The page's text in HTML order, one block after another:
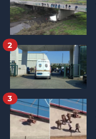
2
3